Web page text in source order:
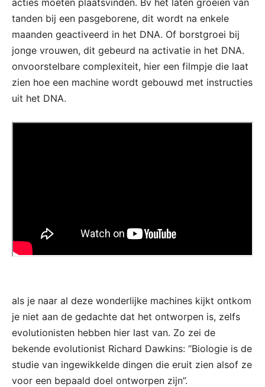
acties moeten plaatsvinden. Bv het laten groeien van
tanden bij een pasgeborene, dit wordt na enkele
maanden geactiveerd in het DNA. Of borstgroei bij
jonge vrouwen, dit gebeurd na activatie in het DNA.
onvoorstelbare complexiteit, hier een filmpje die laat
zien hoe een machine wordt gebouwd met instructies
uit het DNA.
als je naar al deze wonderlijke machines kijkt ontkom
je niet aan de gedachte dat het ontworpen is, zelfs
evolutionisten hebben hier last van. Zo zei de
bekende evolutionist Richard Dawkins: “Biologie is de
studie van ingewikkelde dingen die eruit zien alsof ze
voor een bepaald doel ontworpen zijn”.